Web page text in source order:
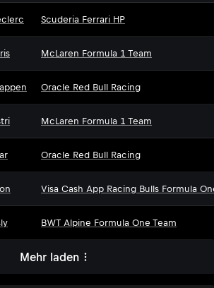
Scuderia Ferrari HP
McLaren Formula 1 Team
Oracle Red Bull Racing
McLaren Formula 1 Team
Oracle Red Bull Racing
Visa Cash App Racing Bulls Formula
BWT Alpine Formula One Team
Mehr laden